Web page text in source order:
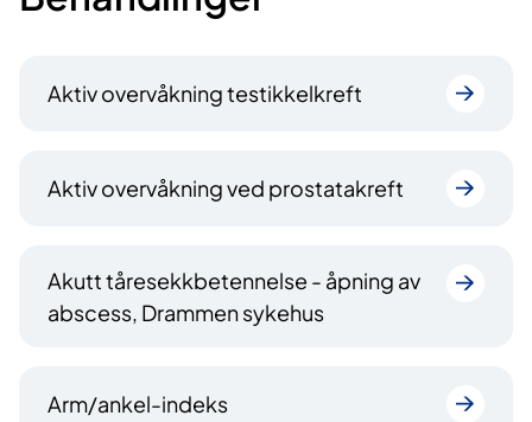
Aktiv overvåkning testikkelkreft
Aktiv overvåkning ved prostatakreft
Akutt tåresekkbetennelse - åpning av
abscess, Drammen sykehus
Arm/ankel-indeks